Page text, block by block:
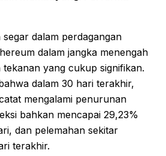
dalam perdagangan
dalam jangka menengah
yang cukup signifikan.
dalam 30 hari terakhir,
mengalami penurunan
bahkan mencapai 29,23%
dan pelemahan sekitar
terakhir.